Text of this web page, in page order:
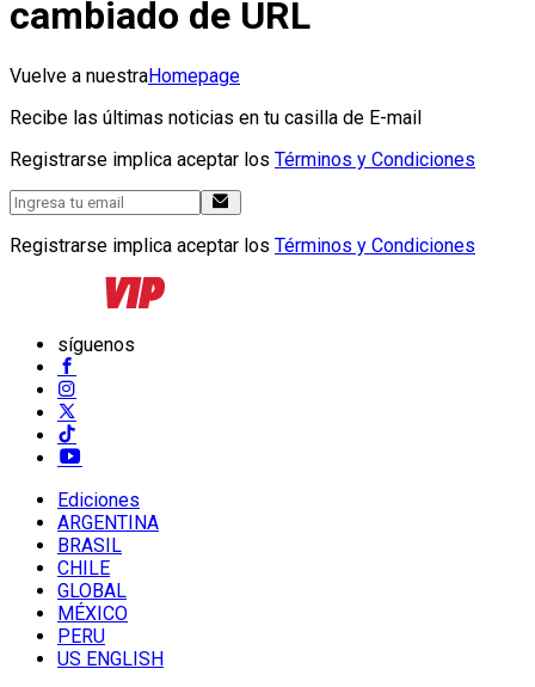
cambiado de URL
Vuelve a nuestraHomepage
Recibe las últimas noticias en tu casilla de E-mail
Registrarse implica aceptar los Términos y Condiciones
Registrarse implica aceptar los Términos y Condiciones
síguenos
Ediciones
ARGENTINA
BRASIL
CHILE
GLOBAL
MÉXICO
PERU
US ENGLISH